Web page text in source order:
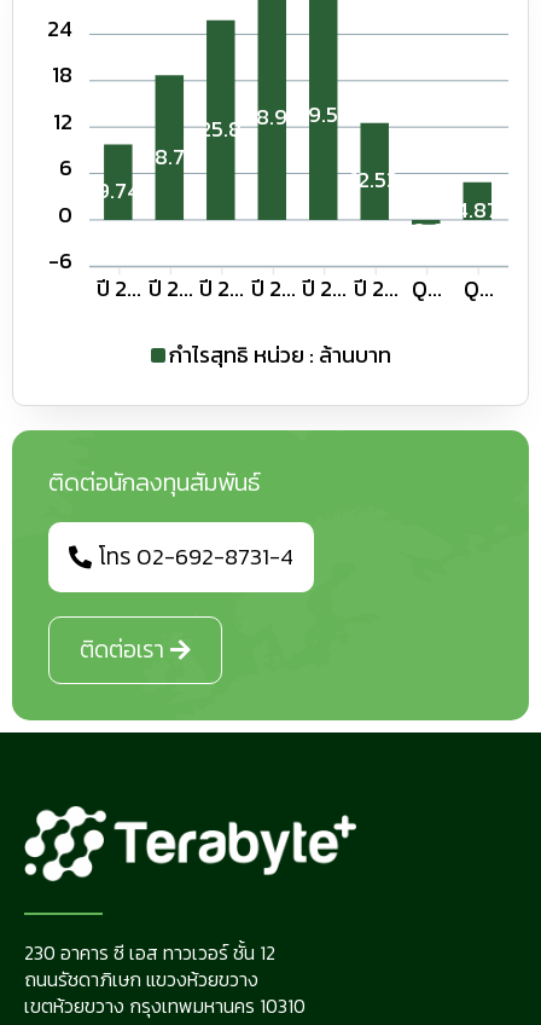
กำไรสุทธิ หน่วย : ล้านบาท
ปี 2... ปี 2... ปี 2... ปี 2... ปี 2... ปี 2... Q... Q...
9.74
18.71
25.8 28.96 29.58
12.53
-0.61
4.87
24
18
12
6
0
-6
ติดต่อนักลงทุนสัมพันธ์
โทร 02-692-8731-4
ติดต่อเรา
230 อาคาร ซี เอส ทาวเวอร์ ชั้น 12
ถนนรัชดาภิเษก แขวงห้วยขวาง
เขตห้วยขวาง กรุงเทพมหานคร 10310